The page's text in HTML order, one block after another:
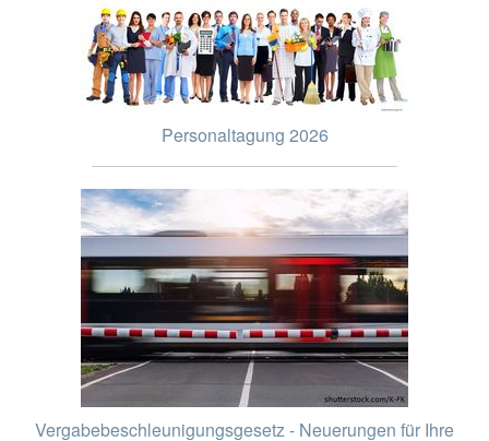
Personaltagung 2026
Vergabebeschleunigungsgesetz - Neuerungen für Ihre